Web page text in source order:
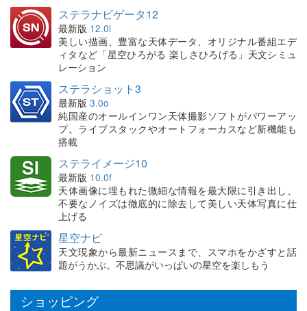
ステラナビゲータ12
最新版 12.0i
美しい描画、豊富な天体データ、オリジナル番組エデ
ィタなど「星空ひろがる 楽しさひろげる」天文シミュ
レーション
ステラショット3
最新版 3.0o
純国産のオールインワン天体撮影ソフトがパワーアッ
プ。ライブスタックやオートフォーカスなど新機能も
搭載
ステライメージ10
最新版 10.0f
天体画像に埋もれた微細な情報を最大限に引き出し、
不要なノイズは徹底的に除去して美しい天体写真に仕
上げる
星空ナビ
天文現象から最新ニュースまで、スマホをかざすと話
題がうかぶ。不思議がいっぱいの星空を楽しもう
ショッピング